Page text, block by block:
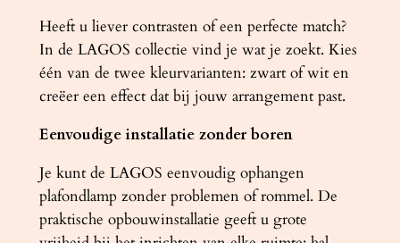
Heeft u liever contrasten of een perfecte match?
In de LAGOS collectie vind je wat je zoekt. Kies
één van de twee kleurvarianten: zwart of wit en
creëer een effect dat bij jouw arrangement past.
Eenvoudige installatie zonder boren
Je kunt de LAGOS eenvoudig ophangen
plafondlamp zonder problemen of rommel. De
praktische opbouwinstallatie geeft u grote